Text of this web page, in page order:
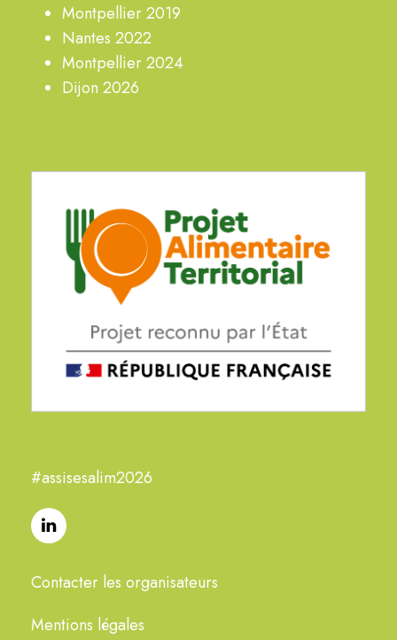
Montpellier 2019
Nantes 2022
Montpellier 2024
Dijon 2026
#assisesalim2026
Contacter les organisateurs
Mentions légales